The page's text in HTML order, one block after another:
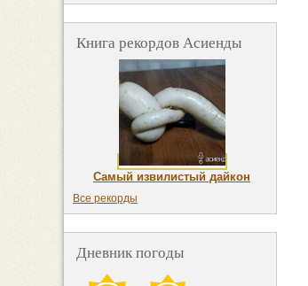
Книга рекордов Асиенды
Самый извилистый дайкон
Все рекорды
Дневник погоды